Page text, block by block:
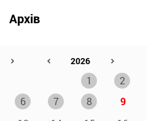
Архів
1
2
6 7 8
9